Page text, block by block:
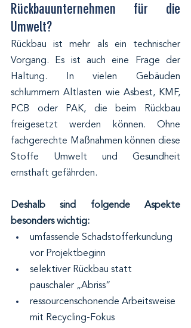
Rückbauunternehmen für die
Umwelt?
Rückbau ist mehr als ein technischer
Vorgang. Es ist auch eine Frage der
Haltung. In vielen Gebäuden
schlummern Altlasten wie Asbest, KMF,
PCB oder PAK, die beim Rückbau
freigesetzt werden können. Ohne
fachgerechte Maßnahmen können diese
Stoffe Umwelt und Gesundheit
ernsthaft gefährden.
Deshalb sind folgende Aspekte
besonders wichtig:
umfassende Schadstofferkundung
vor Projektbeginn
selektiver Rückbau statt
pauschaler „Abriss“
ressourcenschonende Arbeitsweise
mit Recycling-Fokus